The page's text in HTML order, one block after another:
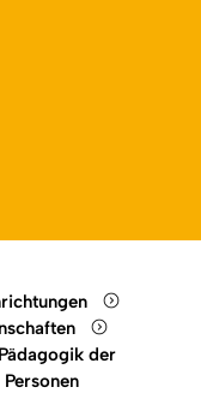
der
Personen